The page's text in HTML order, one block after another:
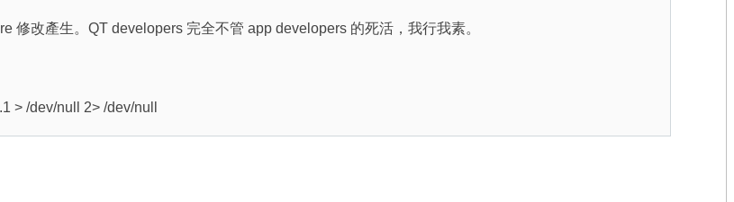
修改產生。QT developers 完全不管 app developers 的死活，我行我素。
> /dev/null 2> /dev/null